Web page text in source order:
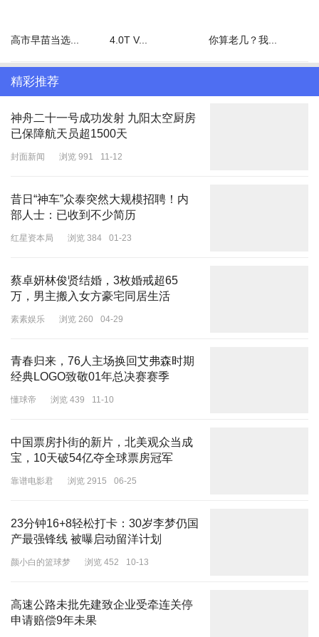
动），诞生自人们对在家工作时的舒适穿着追求，结合了运动服的舒
和自我表达，通常包含机能风、多层次的穿搭以及街头文化的结合。
而随着健康意识的提高和运动生活方式的普及
尚自然成为了当下热门的流行趋势
接去网球场、健身房，走在街头也不失为一抹亮眼色彩，满足“全时
如今，这种推崇活力、混搭的“运动时尚风”也吹进了酒店行业
哪家酒店这么“时髦”？
这就是桔子，
工服“火”到了时尚圈。
潮流设计相结合，员工自由穿搭，不受束缚，轻松展现自己的个性，
一举打破传统酒店行业服务人员略显拘谨的制服式着装。
高市早苗当选... 4.0T V... 你算老几？我...
精彩推荐
神舟二十一号成功发射 九阳太空厨房
已保障航天员超1500天
封面新闻 浏览 991 11-12
昔日“神车”众泰突然大规模招聘！内
部人士：已收到不少简历
红星资本局 浏览 384 01-23
蔡卓妍林俊贤结婚，3枚婚戒超65
万，男主搬入女方豪宅同居生活
素素娱乐 浏览 260 04-29
青春归来，76人主场换回艾弗森时期
经典LOGO致敬01年总决赛赛季
懂球帝 浏览 439 11-10
中国票房扑街的新片，北美观众当成
宝，10天破54亿夺全球票房冠军
靠谱电影君 浏览 2915 06-25
23分钟16+8轻松打卡：30岁李梦仍国
产最强锋线 被曝启动留洋计划
颜小白的篮球梦 浏览 452 10-13
高速公路未批先建致企业受牵连关停
申请赔偿9年未果